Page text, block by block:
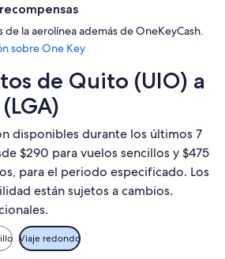
de la aerolínea además de OneKeyCash.
sobre One Key
de Quito (UIO) a
disponibles durante los últimos 7
$290 para vuelos sencillos y $475
para el periodo especificado. Los
están sujetos a cambios.
Viaje redondo